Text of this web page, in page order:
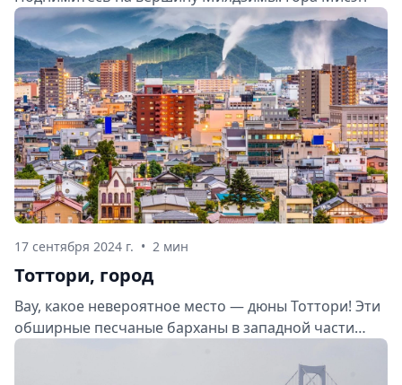
17 сентября 2024 г. • 2 мин
Тоттори, город
Вау, какое невероятное место — дюны Тоттори! Эти
обширные песчаные барханы в западной части
Японии просто завораживают. Давайте же
познакомимся с этой жемчужиной префектуры